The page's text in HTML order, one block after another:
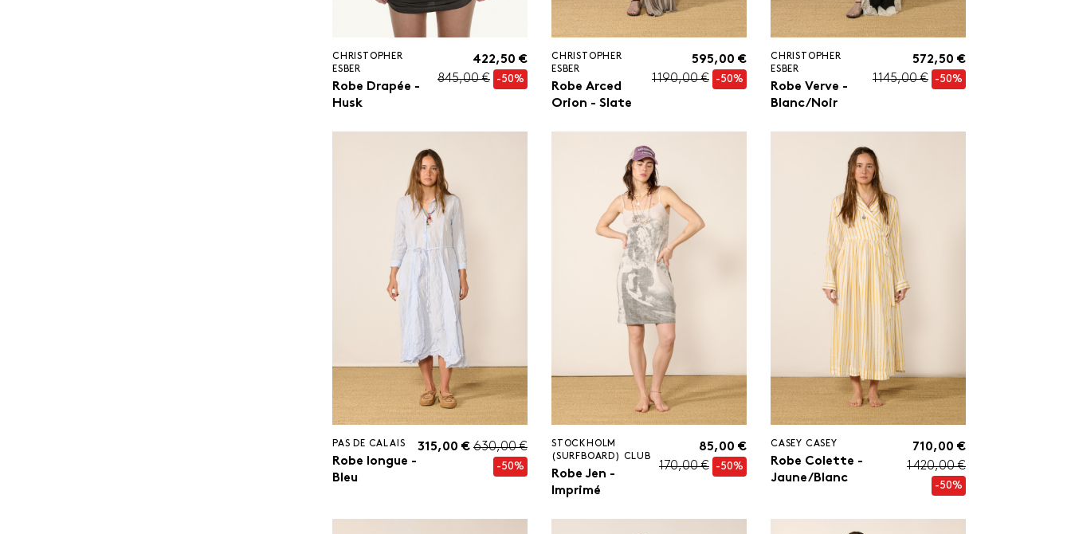
CHRISTOPHER
ESBER
Robe Drapée -
Husk
422,50 €
845,00 €
-50%
CHRISTOPHER
ESBER
Robe Arced
Orion - Slate
595,00 €
1 190,00 €
-50%
CHRISTOPHER
ESBER
Robe Verve -
Blanc/Noir
572,50 €
1 145,00 €
-50%
PAS DE CALAIS
Robe longue -
Bleu
315,00 € 630,00 €
-50%
STOCKHOLM
(SURFBOARD) CLUB
Robe Jen -
Imprimé
85,00 €
170,00 €
-50%
CASEY CASEY
Robe Colette -
Jaune/Blanc
710,00 €
1 420,00 €
-50%